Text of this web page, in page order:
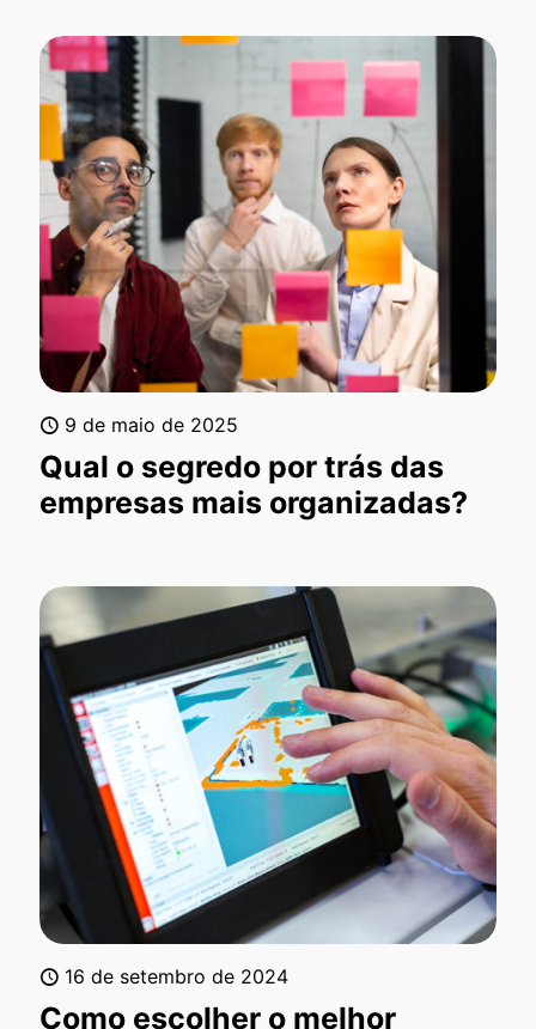
9 de maio de 2025
Qual o segredo por trás das
empresas mais organizadas?
16 de setembro de 2024
Como escolher o melhor